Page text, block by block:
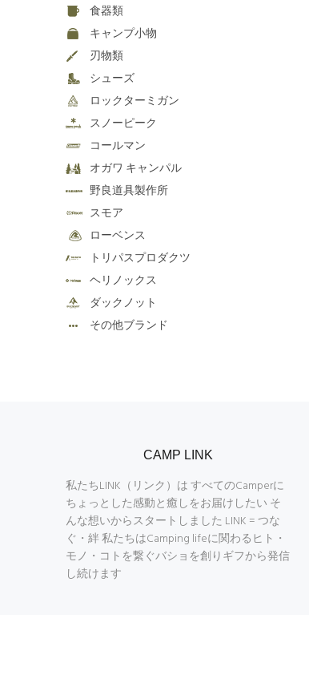
食器類
キャンプ小物
刃物類
シューズ
ロックターミガン
スノーピーク
コールマン
オガワ キャンパル
野良道具製作所
スモア
ローベンス
トリパスプロダクツ
ヘリノックス
ダックノット
その他ブランド
CAMP LINK
私たちLINK（リンク）は すべてのCamperに
ちょっとした感動と癒しをお届けしたい そ
んな想いからスタートしました LINK = つな
ぐ・絆 私たちはCamping lifeに関わるヒト・
モノ・コトを繋ぐバショを創りギフから発信
し続けます